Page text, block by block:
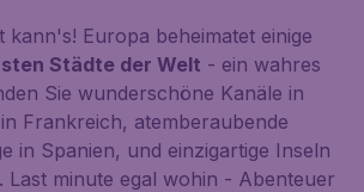
kann's! Europa beheimatet einige
Städte der Welt - ein wahres
Sie wunderschöne Kanäle in
Frankreich, atemberaubende
in Spanien, und einzigartige Inseln
Last minute egal wohin - Abenteuer